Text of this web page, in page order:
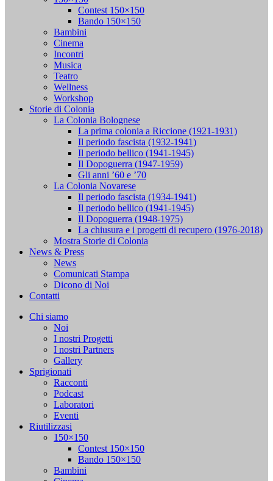
Contest 150×150
Bando 150×150
Bambini
Cinema
Incontri
Musica
Teatro
Wellness
Workshop
Storie di Colonia
La Colonia Bolognese
La prima colonia a Riccione (1921-1931)
Il periodo fascista (1932-1941)
Il periodo bellico (1941-1945)
Il Dopoguerra (1947-1959)
Gli anni ’60 e ’70
La Colonia Novarese
Il periodo fascista (1934-1941)
Il periodo bellico (1941-1945)
Il Dopoguerra (1948-1975)
La chiusura e i progetti di recupero (1976-2018)
Mostra Storie di Colonia
News & Press
News
Comunicati Stampa
Dicono di Noi
Contatti
Chi siamo
Noi
I nostri Progetti
I nostri Partners
Gallery
Sprigionati
Racconti
Podcast
Laboratori
Eventi
Riutilizzasi
150×150
Contest 150×150
Bando 150×150
Bambini